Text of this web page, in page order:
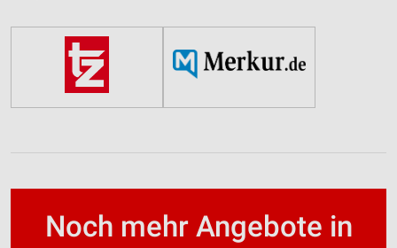
Noch mehr Angebote in